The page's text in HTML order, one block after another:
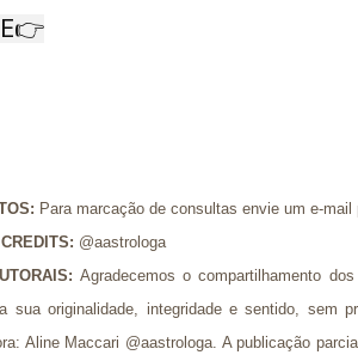
Para marcação de consultas envie um e-
: @aastrologa
Agradecemos o compartilhamento
sua originalidade, integridade e sentido, sem
Aline Maccari @aastrologa. A publicação